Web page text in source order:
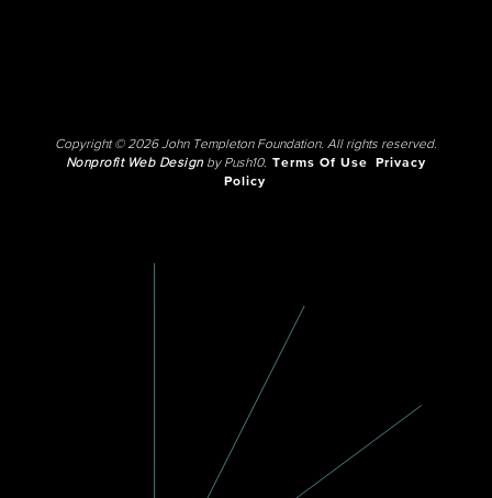
Copyright © 2026 John Templeton Foundation. All rights reserved.
Nonprofit Web Designby Push10. Terms Of Use
Privacy
Policy